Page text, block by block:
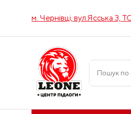
м. Чернівці, вул.Ясська 3,